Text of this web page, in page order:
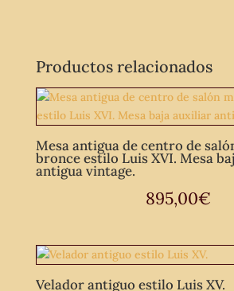
Productos relacionados
Mesa antigua de centro de
bronce estilo Luis XVI. Mesa
antigua vintage.
895,00€
Velador antiguo estilo Luis XV.